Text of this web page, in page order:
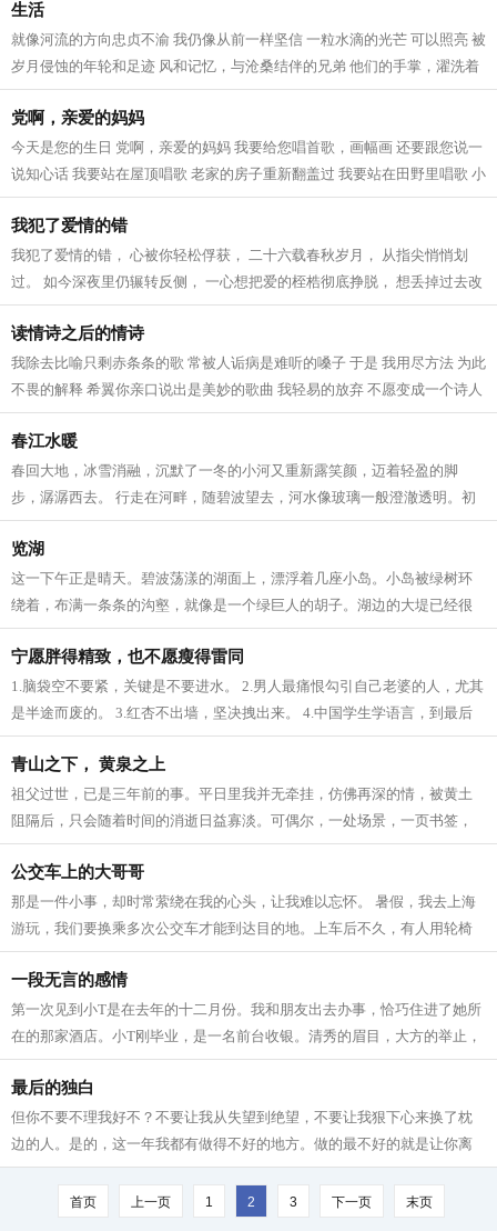
生活
就像河流的方向忠贞不渝 我仍像从前一样坚信 一粒水滴的光芒 可以照亮 被
岁月侵蚀的年轮和足迹 风和记忆，与沧桑结伴的兄弟 他们的手掌，濯洗着
蒙尘的灵魂 让飞翔的血液投进火焰...
党啊，亲爱的妈妈
今天是您的生日 党啊，亲爱的妈妈 我要给您唱首歌，画幅画 还要跟您说一
说知心话 我要站在屋顶唱歌 老家的房子重新翻盖过 我要站在田野里唱歌 小
麦已经丰收，玉米正在拔节 我要...
我犯了爱情的错
我犯了爱情的错， 心被你轻松俘获， 二十六载春秋岁月， 从指尖悄悄划
过。 如今深夜里仍辗转反侧， 一心想把爱的桎梏彻底挣脱， 想丢掉过去改
变自我， 深陷在直线思考爱情的世界...
读情诗之后的情诗
我除去比喻只剩赤条条的歌 常被人诟病是难听的嗓子 于是 我用尽方法 为此
不畏的解释 希翼你亲口说出是美妙的歌曲 我轻易的放弃 不愿变成一个诗人
不愿变成一个歌唱家 也不愿再用...
春江水暖
春回大地，冰雪消融，沉默了一冬的小河又重新露笑颜，迈着轻盈的脚
步，潺潺西去。 行走在河畔，随碧波望去，河水像玻璃一般澄澈透明。初
春的小河还很羞涩，游春的人还没有开始...
览湖
这一下午正是晴天。碧波荡漾的湖面上，漂浮着几座小岛。小岛被绿树环
绕着，布满一条条的沟壑，就像是一个绿巨人的胡子。湖边的大堤已经很
旧了，年久失修，一块块深褐色的砖石...
宁愿胖得精致，也不愿瘦得雷同
1.脑袋空不要紧，关键是不要进水。 2.男人最痛恨勾引自己老婆的人，尤其
是半途而废的。 3.红杏不出墙，坚决拽出来。 4.中国学生学语言，到最后
不会听不会说不会写，不会质疑。...
青山之下， 黄泉之上
祖父过世，已是三年前的事。平日里我并无牵挂，仿佛再深的情，被黄土
阻隔后，只会随着时间的消逝日益寡淡。可偶尔，一处场景，一页书签，
一声相像的咳嗽，一个高大的躯干，便...
公交车上的大哥哥
那是一件小事，却时常萦绕在我的心头，让我难以忘怀。 暑假，我去上海
游玩，我们要换乘多次公交车才能到达目的地。上车后不久，有人用轮椅
抬上来了一位老人，他满头银发，身体...
一段无言的感情
第一次见到小T是在去年的十二月份。我和朋友出去办事，恰巧住进了她所
在的那家酒店。小T刚毕业，是一名前台收银。清秀的眉目，大方的举止，
无不散发着青春的美丽！阳光热情，...
最后的独白
但你不要不理我好不？不要让我从失望到绝望，不要让我狠下心来换了枕
边的人。是的，这一年我都有做得不好的地方。做的最不好的就是让你离
开。哥跟我说过，要好好努力工作，可...
首页 上一页 1 2 3 下一页 末页